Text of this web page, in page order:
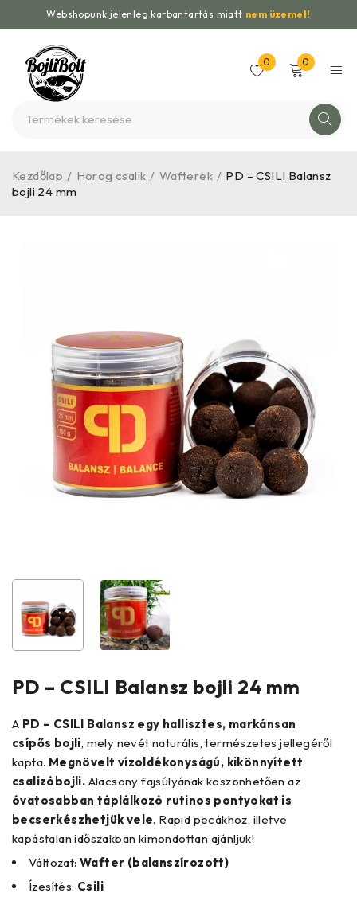
Webshopunk jelenleg karbantartás miatt nem üzemel!
0 0
Kezdőlap / Horog csalik / Wafterek / PD – CSILI Balansz
bojli 24 mm
PD – CSILI Balansz bojli 24 mm
A PD – CSILI Balansz egy hallisztes, markánsan
csípős bojli, mely nevét naturális, természetes jellegéről
kapta. Megnövelt vízoldékonyságú, kikönnyített
csalizóbojli. Alacsony fajsúlyának köszönhetően az
óvatosabban táplálkozó rutinos pontyokat is
becserkészhetjük vele. Rapid pecákhoz, illetve
kapástalan időszakban kimondottan ajánljuk!
Változat: Wafter (balanszírozott)
Ízesítés: Csili